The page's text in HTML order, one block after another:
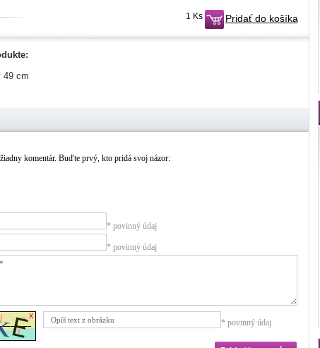
1 Ks Pridať do košíka
49 cm
komentár. Buďte prvý, kto pridá svoj názor:
* povinný údaj
* povinný údaj
* povinný údaj